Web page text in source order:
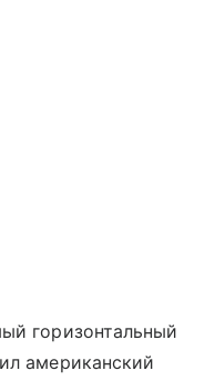
горизонтальный
американский